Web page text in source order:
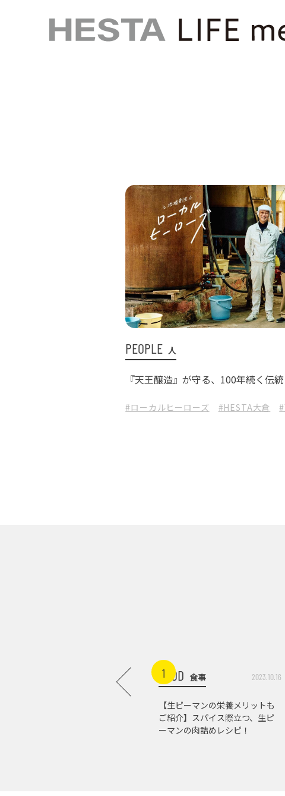
PEOPLE 人
『天王醸造』が守る、100年続く伝統
#ローカルヒーローズ #HESTA大倉
1FOOD 食事 2023.10.16
【生ピーマンの栄養メリットも
ご紹介】スパイス際立つ、生ピ
ーマンの肉詰めレシピ！